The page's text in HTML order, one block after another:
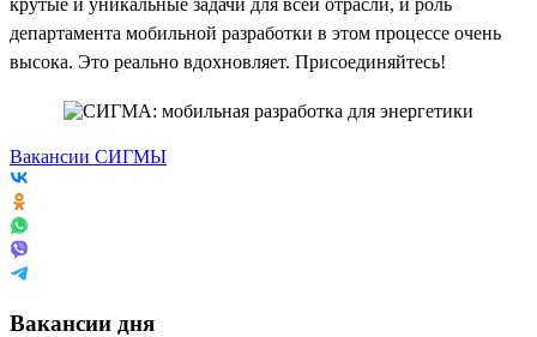
департамента мобильной разработки в этом процессе очень
высока. Это реально вдохновляет. Присоединяйтесь!
Вакансии СИГМЫ
Вакансии дня